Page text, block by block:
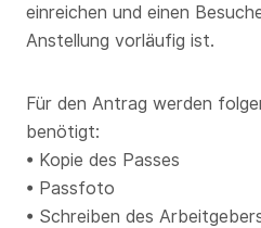
einreichen und einen
Anstellung vorläufig ist.
Für den Antrag werden
benötigt:
• Kopie des Passes
• Passfoto
• Schreiben des